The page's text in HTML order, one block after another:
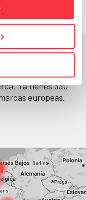
que
Ya tienes330
europeas.